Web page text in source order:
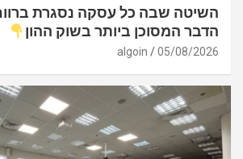
השיטה שבה כל עסקה נסגרת
הדבר המסוכן ביותר בשוק ההון
05/08/2026
algoin